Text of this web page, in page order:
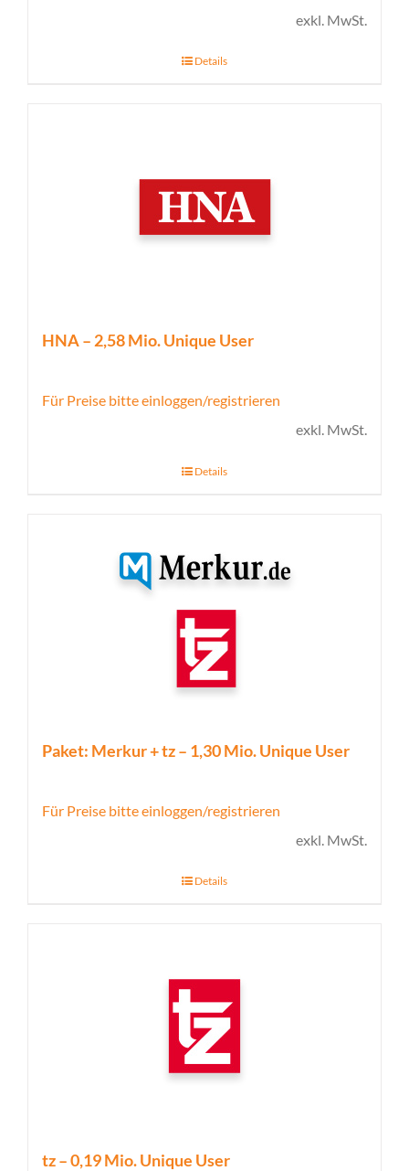
exkl. MwSt.
Details
HNA – 2,58 Mio. Unique User
Für Preise bitte einloggen/registrieren
exkl. MwSt.
Details
Paket: Merkur + tz – 1,30 Mio. Unique User
Für Preise bitte einloggen/registrieren
exkl. MwSt.
Details
tz – 0,19 Mio. Unique User